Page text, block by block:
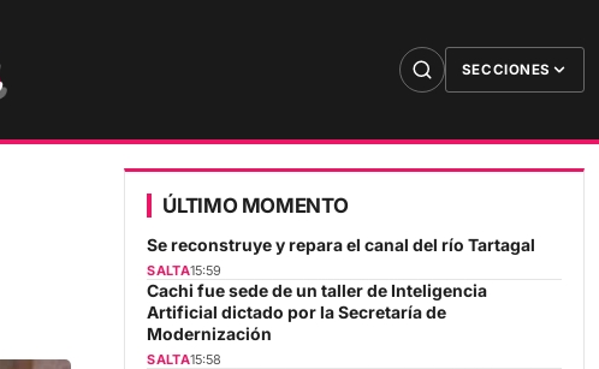
SECCIONES
ÚLTIMO MOMENTO
Se reconstruye y repara el canal del río Tartagal
SALTA15:59
Cachi fue sede de un taller de Inteligencia
Artificial dictado por la Secretaría de
Modernización
SALTA15:58